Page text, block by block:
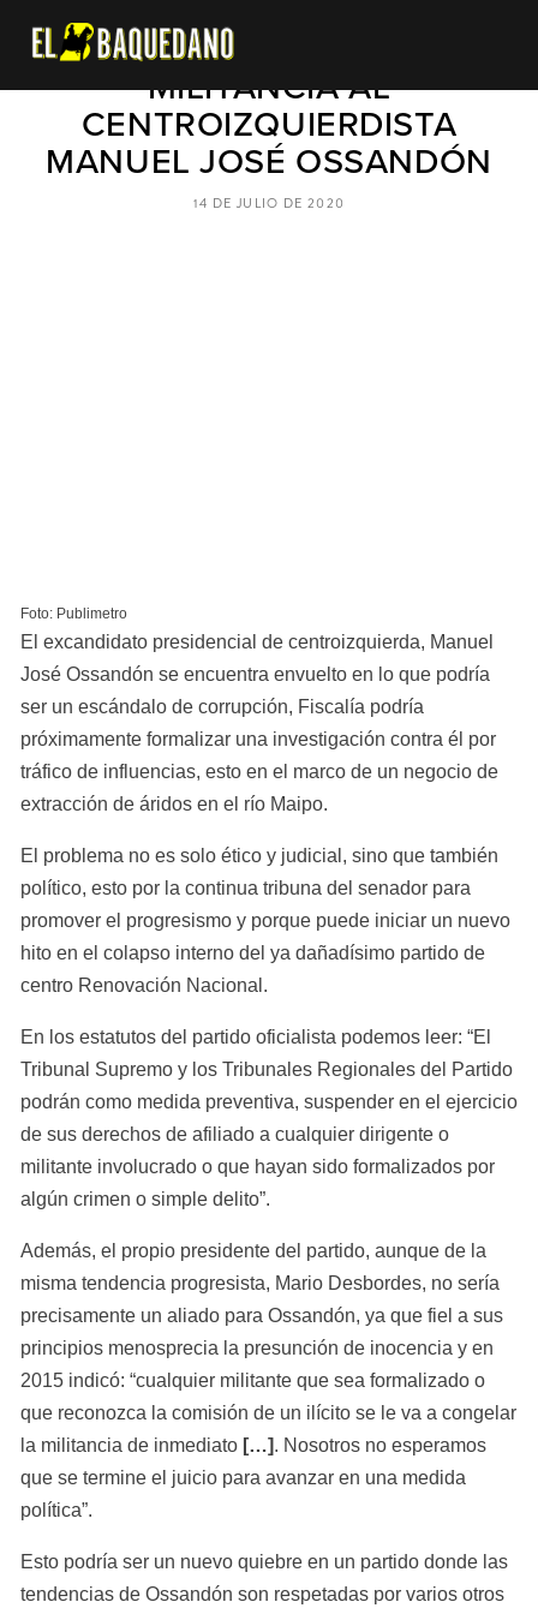
RN PODRÍA SUSPENDER
MILITANCIA AL
CENTROIZQUIERDISTA
MANUEL JOSÉ OSSANDÓN
Foto: Publimetro
El excandidato presidencial de centroizquierda, Manuel
José Ossandón se encuentra envuelto en lo que podría
ser un escándalo de corrupción, Fiscalía podría
próximamente formalizar una investigación contra él por
tráfico de influencias, esto en el marco de un negocio de
extracción de áridos en el río Maipo.
El problema no es solo ético y judicial, sino que también
político, esto por la continua tribuna del senador para
promover el progresismo y porque puede iniciar un nuevo
hito en el colapso interno del ya dañadísimo partido de
centro Renovación Nacional.
En los estatutos del partido oficialista podemos leer: “El
Tribunal Supremo y los Tribunales Regionales del Partido
podrán como medida preventiva, suspender en el ejercicio
de sus derechos de afiliado a cualquier dirigente o
militante involucrado o que hayan sido formalizados por
algún crimen o simple delito”.
Además, el propio presidente del partido, aunque de la
misma tendencia progresista, Mario Desbordes, no sería
precisamente un aliado para Ossandón, ya que fiel a sus
principios menosprecia la presunción de inocencia y en
2015 indicó: “cualquier militante que sea formalizado o
que reconozca la comisión de un ilícito se le va a congelar
la militancia de inmediato […]. Nosotros no esperamos
que se termine el juicio para avanzar en una medida
política”.
Esto podría ser un nuevo quiebre en un partido donde las
tendencias de Ossandón son respetadas por varios otros
14 DE JULIO DE 2020